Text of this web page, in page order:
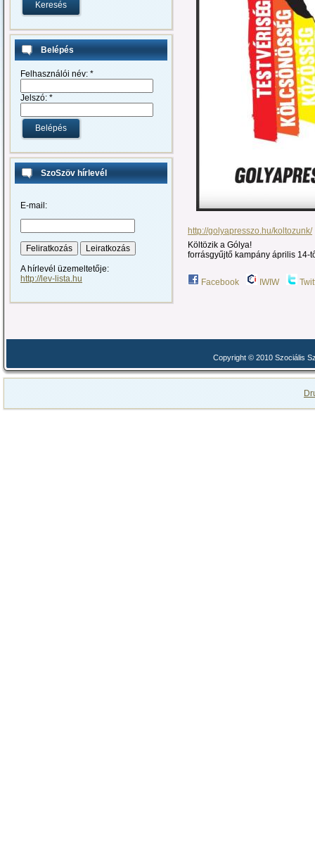
Belépés
Felhasználói név: *
Jelszó: *
SzoSzöv hírlevél
E-mail:
A hírlevél üzemeltetője:
http://lev-lista.hu
http://golyapresszo.hu/koltozunk/
Költözik a Gólya!
forrásgyűjtő kampány április 14-
Facebook IWIW
Copyright © 2010 Szociális